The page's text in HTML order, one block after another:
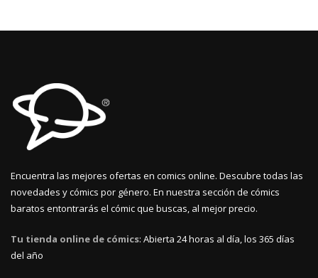
Encuentra las mejores ofertas en comics online. Descubre todas las
novedades y cómics por género. En nuestra sección de cómics
baratos entontrarás el cómic que buscas, al mejor precio.
Tu tienda online de cómics: Abierta 24 horas al día, los 365 días
del año